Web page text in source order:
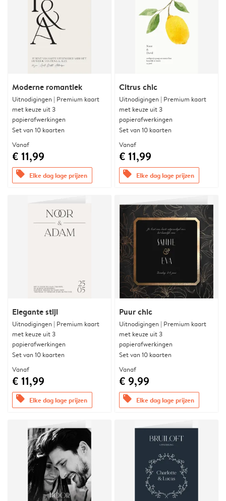
Moderne romantiek
Uitnodigingen | Premium kaart
met keuze uit 3
papierafwerkingen
Set van 10 kaarten
Vanaf
€ 11,99
offers Elke dag lage prijzen
Citrus chic
Uitnodigingen | Premium kaart
met keuze uit 3
papierafwerkingen
Set van 10 kaarten
Vanaf
€ 11,99
offers Elke dag lage prijzen
Elegante stijl
Uitnodigingen | Premium kaart
met keuze uit 3
papierafwerkingen
Set van 10 kaarten
Vanaf
€ 11,99
offers Elke dag lage prijzen
Puur chic
Uitnodigingen | Premium kaart
met keuze uit 3
papierafwerkingen
Set van 10 kaarten
Vanaf
€ 9,99
offers Elke dag lage prijzen